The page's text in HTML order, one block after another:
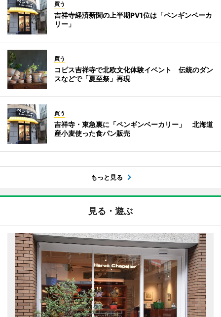
買う
吉祥寺経済新聞の上半期PV1位は「ペンギンベーカ
リー」
買う
コピス吉祥寺で北欧文化体験イベント 伝統のダン
スなどで「夏至祭」再現
買う
吉祥寺・東急裏に「ペンギンベーカリー」 北海道
産小麦使った食パン販売
もっと見る
見る・遊ぶ